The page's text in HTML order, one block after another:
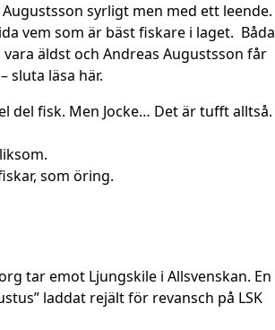
syrligt men med ett leende.
vem som är bäst fiskare i laget. Båda
äldst och Andreas Augustsson får
sluta läsa här.
del fisk. Men Jocke… Det är tufft alltså.
som öring.
tar emot Ljungskile i Allsvenskan. En
laddat rejält för revansch på LSK